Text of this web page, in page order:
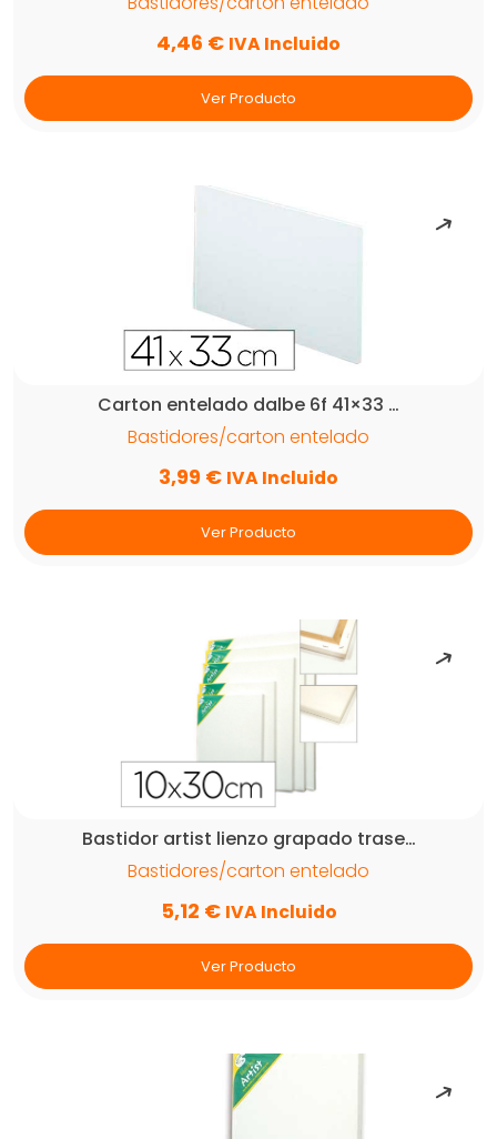
4,46 € IVA Incluido
Ver Producto
Carton entelado dalbe 6f 41×33 …
Bastidores/carton entelado
3,99 € IVA Incluido
Ver Producto
Bastidor artist lienzo grapado trase…
Bastidores/carton entelado
5,12 € IVA Incluido
Ver Producto